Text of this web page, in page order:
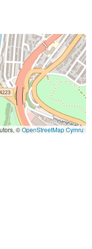
©OpenStreetMap Cymru